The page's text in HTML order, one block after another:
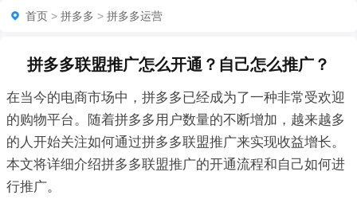
首页 > 拼多多 > 拼多多运营
拼多多联盟推广怎么开通？自己怎么推广？
在当今的电商市场中，拼多多已经成为了一种非常受欢迎
的购物平台。随着拼多多用户数量的不断增加，越来越多
的人开始关注如何通过拼多多联盟推广来实现收益增长。
本文将详细介绍拼多多联盟推广的开通流程和自己如何进
行推广。